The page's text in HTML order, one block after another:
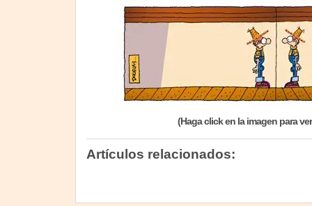
(Haga click en la imagen para
Artículos relacionados: